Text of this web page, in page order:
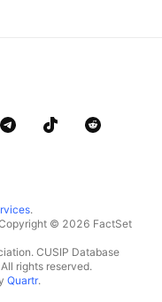
.
© 2026 FactSet
CUSIP Database
rights reserved.
Quartr.